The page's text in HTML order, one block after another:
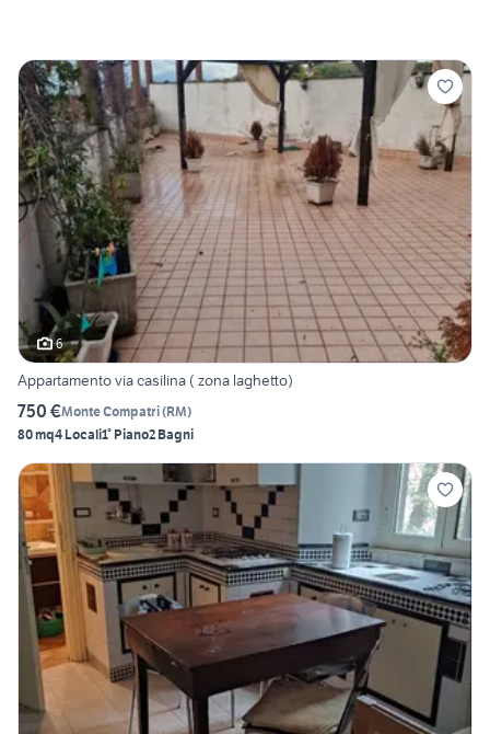
6
Appartamento via casilina ( zona laghetto)
750 €Monte Compatri(RM)
80 mq4 Locali1° Piano2 Bagni